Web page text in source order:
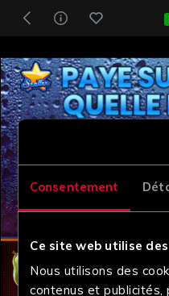
Consentement
Ce site web utilise
Nous utilisons des
contenus et publicités,